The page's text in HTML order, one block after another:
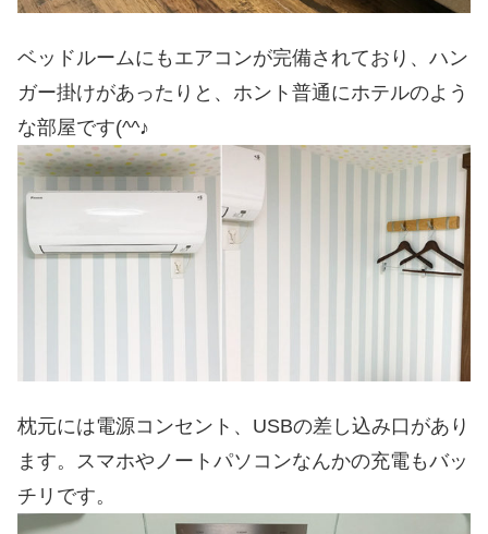
ベッドルームにもエアコンが完備されており、ハン
ガー掛けがあったりと、ホント普通にホテルのよう
な部屋です(^^♪
枕元には電源コンセント、USBの差し込み口があり
ます。スマホやノートパソコンなんかの充電もバッ
チリです。